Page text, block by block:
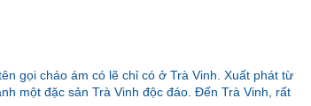
gọi cháo ám có lẽ chỉ có ở Trà Vinh. Xuất phát từ
một đặc sản Trà Vinh độc đáo. Đến Trà Vinh, rất